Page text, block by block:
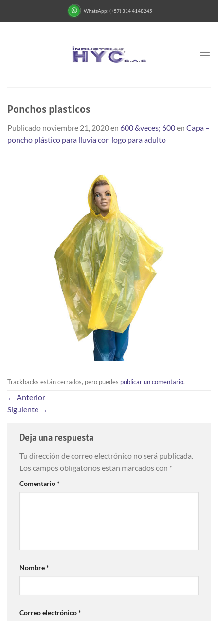
WhatsApp: (+57) 314 4148245
Ponchos plasticos
Publicado noviembre 21, 2020en 600 &veces; 600en Capa –
poncho plástico para lluvia con logo para adulto
Trackbacks están cerrados, pero puedes publicar un comentario.
← Anterior
Siguiente →
Deja una respuesta
Tu dirección de correo electrónico no será publicada.
Los campos obligatorios están marcados con *
Comentario*
Nombre*
Correo electrónico*